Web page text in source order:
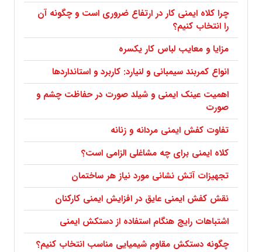
چرا کلاه ایمنی کار در ارتفاع ضروری است و چگونه آن
را انتخاب کنیم؟
مزایا و معایب لباس کار یکسره
انواع کمربند سیمبانی و لنیارد: کاربرد و استانداردها
اهمیت عینک ایمنی و شیلد صورت در حفاظت چشم و
صورت
تفاوت کفش ایمنی مردانه و زنانه
کلاه ایمنی برای چه مشاغلی الزامی است؟
تجهیزات آتش نشانی مورد نیاز هر ساختمان
نقش کفش ایمنی عایق در افزایش ایمنی کارکنان
اشتباهات رایج هنگام استفاده از دستکش ایمنی
چگونه دستکش مقاوم شیمیایی مناسب انتخاب کنیم؟